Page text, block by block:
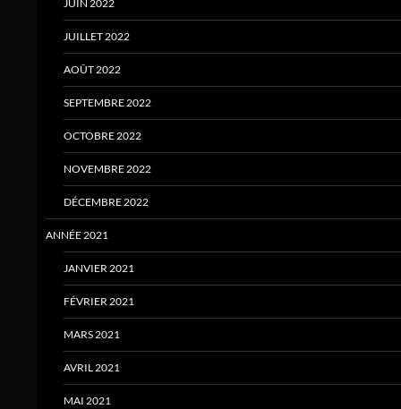
JUIN 2022
JUILLET 2022
AOÛT 2022
SEPTEMBRE 2022
OCTOBRE 2022
NOVEMBRE 2022
DÉCEMBRE 2022
ANNÉE 2021
JANVIER 2021
FÉVRIER 2021
MARS 2021
AVRIL 2021
MAI 2021